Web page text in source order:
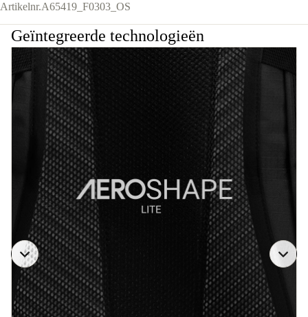
Artikelnr.A65419_F0303_OS
Geïntegreerde technologieën